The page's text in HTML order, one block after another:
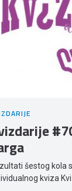
šestog kola
kviza